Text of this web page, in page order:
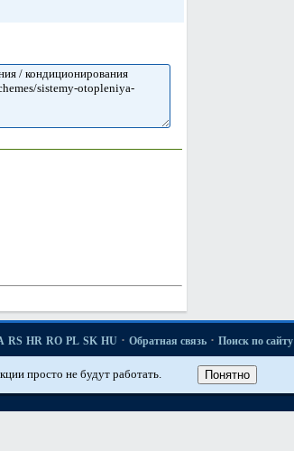
RS HR RO PL SK HU· Обратная связь· Поиск по сайту
М50 ·Ремонт двигателей М52 и М52TU·
просто не будут работать. Понятно